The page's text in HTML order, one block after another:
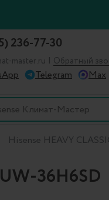
236-77-30
master.ru | Обратный
Telegram Max
Hisense HEAVY
36H6SD